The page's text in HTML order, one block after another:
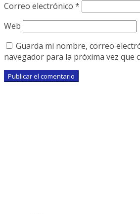
Correo electrónico *
Web
Guarda mi nombre, correo
navegador para la próxima vez que